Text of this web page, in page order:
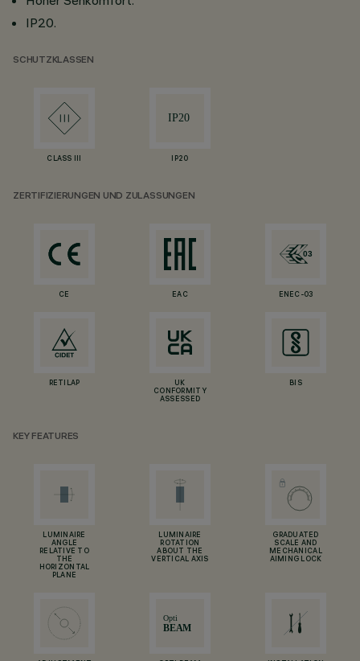
IP20.
SCHUTZKLASSEN
CLASS III IP20
ZERTIFIZIERUNGEN UND ZULASSUNGEN
CE EAC ENEC-03
RETILAP
UK
CONFORMITY
ASSESSED
BIS
KEY FEATURES
LUMINAIRE
ANGLE
RELATIVE TO
THE
HORIZONTAL
PLANE
LUMINAIRE
ROTATION
ABOUT THE
VERTICAL AXIS
GRADUATED
SCALE AND
MECHANICAL
AIMING LOCK